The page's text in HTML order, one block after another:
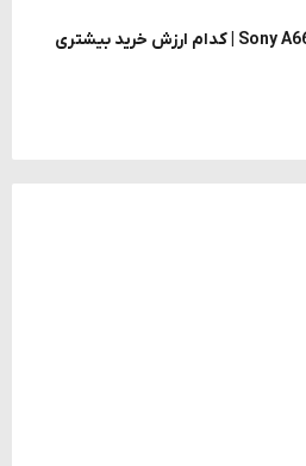
مقایسه Sony A6700 و Sony A6600 | کدام ارزش خرید بیشتری